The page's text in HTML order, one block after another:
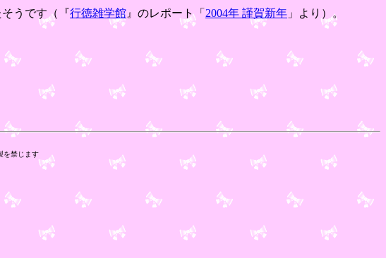
うです（『行徳雑学館 』のレポート「 2004年 謹賀新年 」より）。
を禁じます